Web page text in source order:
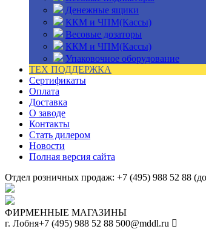
Денежные ящики
ККМ и ЧПМ(Кассы)
Весовые дозаторы
ККМ и ЧПМ(Кассы)
Упаковочное оборудование
ТЕХ ПОДДЕРЖКА
Сертификаты
Оплата
Доставка
О заводе
Контакты
Стать дилером
Новости
Полная версия сайта
Отдел розничных продаж: +7 (495) 988 52 88
ФИРМЕННЫЕ МАГАЗИНЫ
г. Лобня+7 (495) 988 52 88 500@mddl.ru